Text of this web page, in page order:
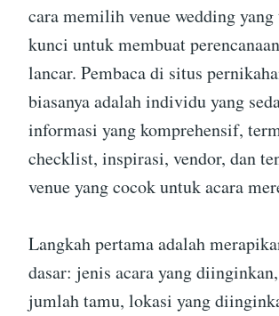
cara memilih venue wedding yang
kunci untuk membuat
lancar. Pembaca di situs
biasanya adalah individu yang
informasi yang komprehensif,
checklist, inspirasi, vendor, dan
venue yang cocok untuk acara
Langkah pertama adalah
dasar: jenis acara yang
jumlah tamu, lokasi yang